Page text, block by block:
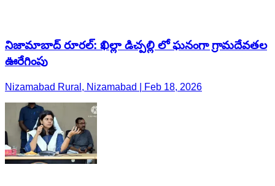
నిజామాబాద్ రూరల్: ఖిల్లా డిచ్పల్లి లో ఘనంగా గ్రామదేవతల
ఊరేగింపు
Nizamabad Rural, Nizamabad | Feb 18, 2026